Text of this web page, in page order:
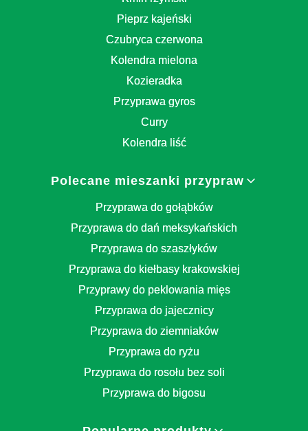
Pieprz kajeński
Czubryca czerwona
Kolendra mielona
Kozieradka
Przyprawa gyros
Curry
Kolendra liść
Polecane mieszanki przypraw
Przyprawa do gołąbków
Przyprawa do dań meksykańskich
Przyprawa do szaszłyków
Przyprawa do kiełbasy krakowskiej
Przyprawy do peklowania mięs
Przyprawa do jajecznicy
Przyprawa do ziemniaków
Przyprawa do ryżu
Przyprawa do rosołu bez soli
Przyprawa do bigosu